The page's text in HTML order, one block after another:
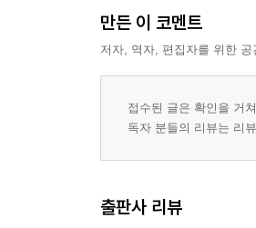
1. 해석학에 기반한 교회
4. 교회의 사회봉사 실천
2) 근본적 실천신학의 방
5. 헤셀(Dieter T. Hessel)
만든 이 코멘트
저자, 역자, 편집자를 위한
접수된 글은 확인을 거
독자 분들의 리뷰는 리
출판사 리뷰